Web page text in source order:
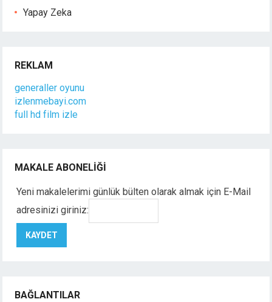
Yapay Zeka
REKLAM
generaller oyunu
izlenmebayi.com
full hd film izle
MAKALE ABONELIĞI
Yeni makalelerimi günlük bülten olarak almak için E-Mail
adresinizi giriniz:
BAĞLANTILAR